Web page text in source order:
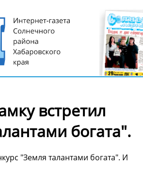
встретил
богата".
"Земля талантами богата". И